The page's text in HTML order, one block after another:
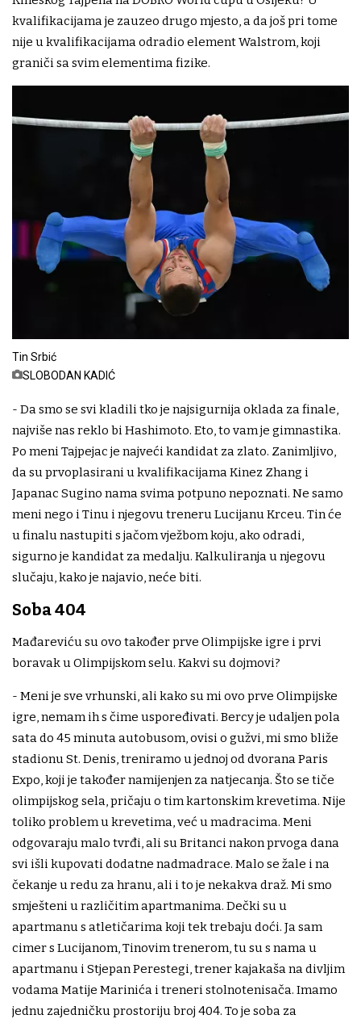
kvalifikacijama je zauzeo drugo mjesto, a da još pri tome
nije u kvalifikacijama odradio element Walstrom, koji
graniči sa svim elementima fizike.
Tin Srbić
SLOBODAN KADIĆ
- Da smo se svi kladili tko je najsigurnija oklada za finale,
najviše nas reklo bi Hashimoto. Eto, to vam je gimnastika.
Po meni Tajpejac je najveći kandidat za zlato. Zanimljivo,
da su prvoplasirani u kvalifikacijama Kinez Zhang i
Japanac Sugino nama svima potpuno nepoznati. Ne samo
meni nego i Tinu i njegovu treneru Lucijanu Krceu. Tin će
u finalu nastupiti s jačom vježbom koju, ako odradi,
sigurno je kandidat za medalju. Kalkuliranja u njegovu
slučaju, kako je najavio, neće biti.
Soba 404
Mađareviću su ovo također prve Olimpijske igre i prvi
boravak u Olimpijskom selu. Kakvi su dojmovi?
- Meni je sve vrhunski, ali kako su mi ovo prve Olimpijske
igre, nemam ih s čime uspoređivati. Bercy je udaljen pola
sata do 45 minuta autobusom, ovisi o gužvi, mi smo bliže
stadionu St. Denis, treniramo u jednoj od dvorana Paris
Expo, koji je također namijenjen za natjecanja. Što se tiče
olimpijskog sela, pričaju o tim kartonskim krevetima. Nije
toliko problem u krevetima, već u madracima. Meni
odgovaraju malo tvrđi, ali su Britanci nakon prvoga dana
svi išli kupovati dodatne nadmadrace. Malo se žale i na
čekanje u redu za hranu, ali i to je nekakva draž. Mi smo
smješteni u različitim apartmanima. Dečki su u
apartmanu s atletičarima koji tek trebaju doći. Ja sam
cimer s Lucijanom, Tinovim trenerom, tu su s nama u
apartmanu i Stjepan Perestegi, trener kajakaša na divljim
vodama Matije Marinića i treneri stolnotenisača. Imamo
jednu zajedničku prostoriju broj 404. To je soba za